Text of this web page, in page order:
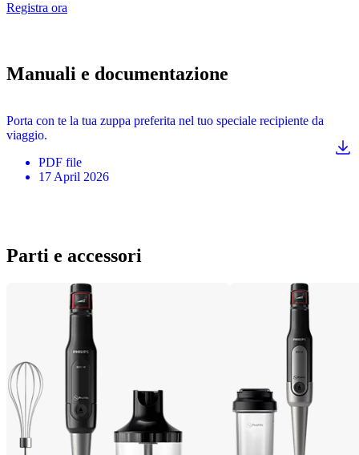
Registra ora
Manuali e documentazione
Porta con te la tua zuppa preferita nel tuo speciale recipiente da
viaggio.
PDF file
17 April 2026
Parti e accessori